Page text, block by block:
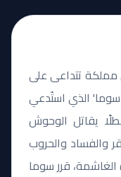
تتداعى على
سوما' الذي استُدعي
يقاتل الوحوش
والفساد والحروب
الغاشمة، قرر سوما